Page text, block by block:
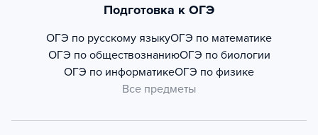
Подготовка к ОГЭ
ОГЭ по русскому языкуОГЭ по математике
ОГЭ по обществознаниюОГЭ по биологии
ОГЭ по информатикеОГЭ по физике
Все предметы